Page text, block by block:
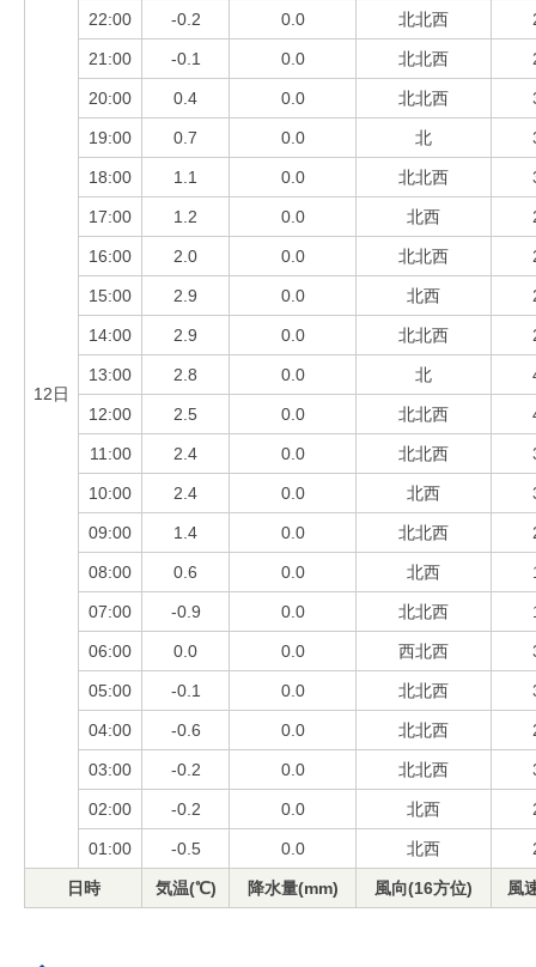
12日
22:00 -0.2 0.0 北北西
21:00 -0.1 0.0 北北西
20:00 0.4 0.0 北北西
19:00 0.7 0.0 北
18:00 1.1 0.0 北北西
17:00 1.2 0.0 北西
16:00 2.0 0.0 北北西
15:00 2.9 0.0 北西
14:00 2.9 0.0 北北西
13:00 2.8 0.0 北
12:00 2.5 0.0 北北西
11:00 2.4 0.0 北北西
10:00 2.4 0.0 北西
09:00 1.4 0.0 北北西
08:00 0.6 0.0 北西
07:00 -0.9 0.0 北北西
06:00 0.0 0.0 西北西
05:00 -0.1 0.0 北北西
04:00 -0.6 0.0 北北西
03:00 -0.2 0.0 北北西
02:00 -0.2 0.0 北西
01:00 -0.5 0.0 北西
日時 気温(℃) 降水量(mm) 風向(16方位) 風